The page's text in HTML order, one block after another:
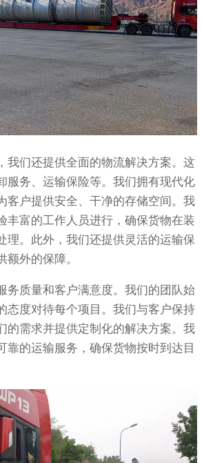
们还提供全面的物流解决方案。这
服务、运输保险等。我们拥有现代化
客户提供安全、干净的存储空间。我
丰富的工作人员进行，确保货物在装
理。此外，我们还提供灵活的运输保
额外的保障。
质量和客户满意度。我们的团队始
态度对待每个项目。我们与客户保持
的需求并提供定制化的解决方案。我
靠的运输服务，确保货物按时到达目